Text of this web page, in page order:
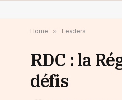
Home » Leaders
RDC : la
défis